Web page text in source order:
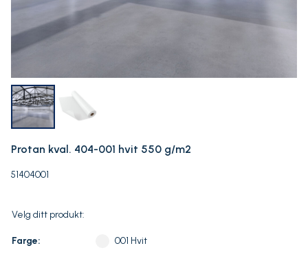
Protan kval. 404-001 hvit 550 g/m2
51404001
Velg ditt produkt:
Farge: 001 Hvit